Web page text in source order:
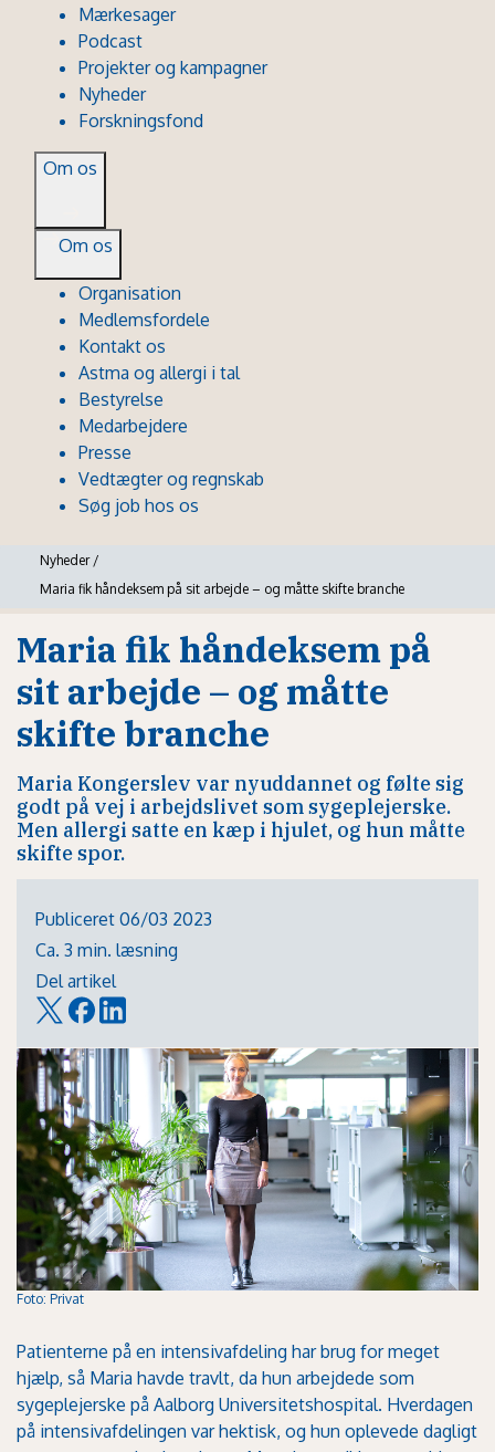
Mærkesager
Podcast
Projekter og kampagner
Nyheder
Forskningsfond
Om os
Om os
Organisation
Medlemsfordele
Kontakt os
Astma og allergi i tal
Bestyrelse
Medarbejdere
Presse
Vedtægter og regnskab
Søg job hos os
Nyheder /
Maria fik håndeksem på sit arbejde – og måtte skifte branche
Maria fik håndeksem på
sit arbejde – og måtte
skifte branche
Maria Kongerslev var nyuddannet og følte sig
godt på vej i arbejdslivet som sygeplejerske.
Men allergi satte en kæp i hjulet, og hun måtte
skifte spor.
Publiceret 06/03 2023
Ca. 3 min. læsning
Del artikel
Foto: Privat
Patienterne på en intensivafdeling har brug for meget
hjælp, så Maria havde travlt, da hun arbejdede som
sygeplejerske på Aalborg Universitetshospital. Hverdagen
på intensivafdelingen var hektisk, og hun oplevede dagligt